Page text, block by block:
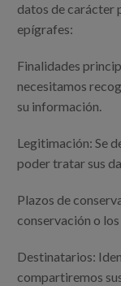
datos de carácter
epígrafes:
Finalidades
necesitamos
su información.
Legitimación: Se
poder tratar sus
Plazos de
conservación o
Destinatarios:
compartiremos